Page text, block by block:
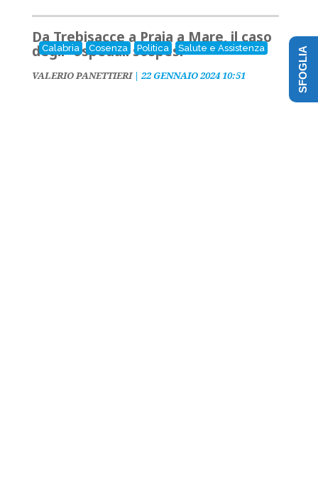
Calabria Cosenza Politica Salute e Assistenza
Da Trebisacce a Praia a Mare, il caso
degli “ospedali sospesi”
VALERIO PANETTIERI| 22 GENNAIO 2024 10:51 SFOGLIA